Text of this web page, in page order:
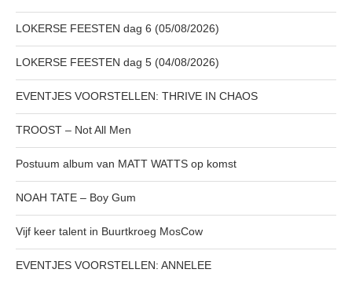
LOKERSE FEESTEN dag 6 (05/08/2026)
LOKERSE FEESTEN dag 5 (04/08/2026)
EVENTJES VOORSTELLEN: THRIVE IN CHAOS
TROOST – Not All Men
Postuum album van MATT WATTS op komst
NOAH TATE – Boy Gum
Vijf keer talent in Buurtkroeg MosCow
EVENTJES VOORSTELLEN: ANNELEE